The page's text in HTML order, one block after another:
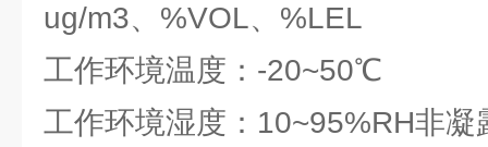
ug/m3、%VOL、%LEL
工作环境温度：-20~50℃
工作环境湿度：10~95%RH非凝